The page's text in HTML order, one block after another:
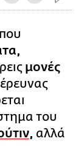
που
μονές
του
, αλλά